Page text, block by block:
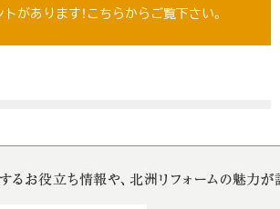
があります！こちらからご覧下さい。